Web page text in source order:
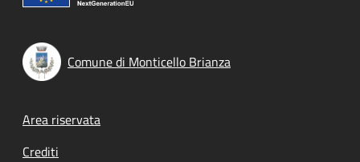
Comune di Monticello Brianza
Footer menu
Area riservata
Crediti